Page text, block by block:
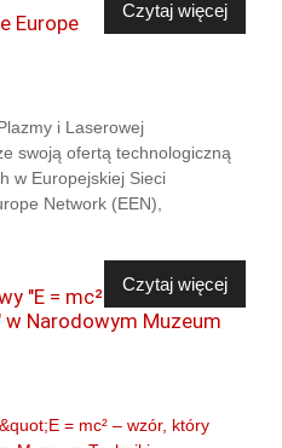
Czytaj więcej
Europe
i Laserowej
swoją ofertą technologiczną
w Europejskiej Sieci
Network (EEN),
Czytaj więcej
"E = mc²
Narodowym Muzeum